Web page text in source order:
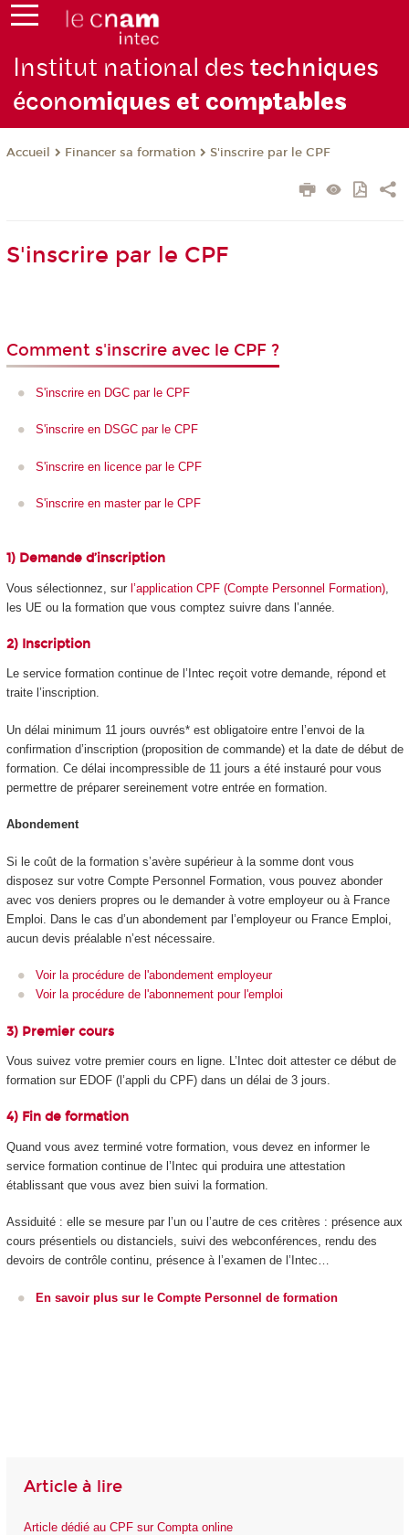
Institut national destechniques
économiques et comptables
Accueil Financer sa formation S'inscrire par le CPF
S'inscrire par le CPF
Comment s'inscrire avec le CPF ?
S'inscrire en DGC par le CPF
S'inscrire en DSGC par le CPF
S'inscrire en licence par le CPF
S'inscrire en master par le CPF
1) Demande d’inscription
Vous sélectionnez, sur l’application CPF (Compte Personnel Formation),
les UE ou la formation que vous comptez suivre dans l’année.
2) Inscription
Le service formation continue de l’Intec reçoit votre demande, répond et
traite l’inscription.
Un délai minimum 11 jours ouvrés* est obligatoire entre l’envoi de la
confirmation d’inscription (proposition de commande) et la date de début de
formation. Ce délai incompressible de 11 jours a été instauré pour vous
permettre de préparer sereinement votre entrée en formation.
Abondement
Si le coût de la formation s’avère supérieur à la somme dont vous
disposez sur votre Compte Personnel Formation, vous pouvez abonder
avec vos deniers propres ou le demander à votre employeur ou à France
Emploi. Dans le cas d’un abondement par l’employeur ou France Emploi,
aucun devis préalable n’est nécessaire.
Voir la procédure de l'abondement employeur
Voir la procédure de l'abonnement pour l'emploi
3) Premier cours
Vous suivez votre premier cours en ligne. L’Intec doit attester ce début de
formation sur EDOF (l’appli du CPF) dans un délai de 3 jours.
4) Fin de formation
Quand vous avez terminé votre formation, vous devez en informer le
service formation continue de l’Intec qui produira une attestation
établissant que vous avez bien suivi la formation.
Assiduité : elle se mesure par l’un ou l’autre de ces critères : présence aux
cours présentiels ou distanciels, suivi des webconférences, rendu des
devoirs de contrôle continu, présence à l’examen de l’Intec…
En savoir plus sur le Compte Personnel de formation
Article à lire
Article dédié au CPF sur Compta online